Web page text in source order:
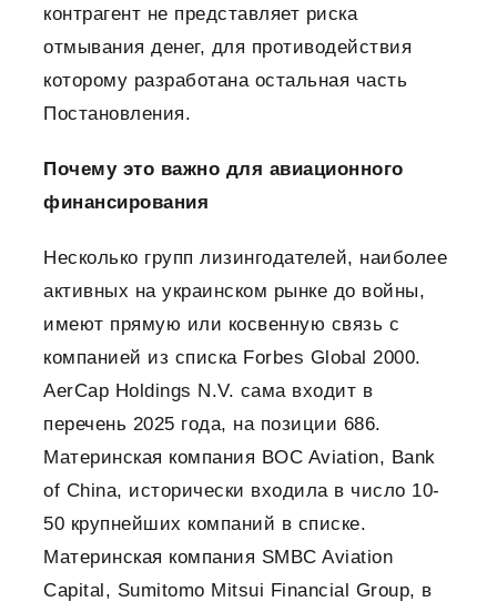
контрагент не представляет риска
отмывания денег, для противодействия
которому разработана остальная часть
Постановления.
Почему это важно для авиационного
финансирования
Несколько групп лизингодателей, наиболее
активных на украинском рынке до войны,
имеют прямую или косвенную связь с
компанией из списка Forbes Global 2000.
AerCap Holdings N.V. сама входит в
перечень 2025 года, на позиции 686.
Материнская компания BOC Aviation, Bank
of China, исторически входила в число 10-
50 крупнейших компаний в списке.
Материнская компания SMBC Aviation
Capital, Sumitomo Mitsui Financial Group, в